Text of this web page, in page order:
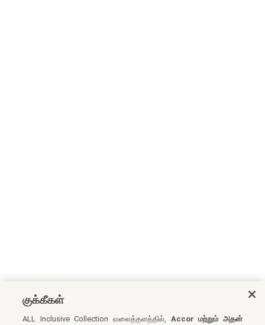
குக்கீகள்
ALL Inclusive Collection வலைத்தளத்தில், Accor மற்றும் அதன்